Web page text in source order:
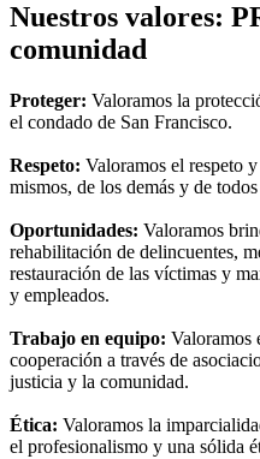
Nuestros valores:
comunidad
Proteger: Valoramos la
el condado de San Francisco.
Respeto: Valoramos el respeto
mismos, de los demás y de
Oportunidades: Valoramos
rehabilitación de delincuentes,
restauración de las víctimas y
y empleados.
Trabajo en equipo: Valoramos
cooperación a través de
justicia y la comunidad.
Ética: Valoramos la
el profesionalismo y una sólida